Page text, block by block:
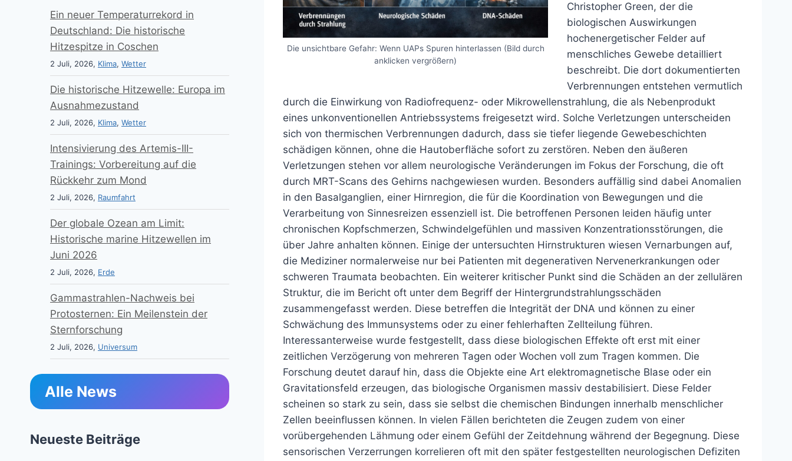
Die unsichtbare Gefahr: Wenn UAPs Spuren hinterlassen (Bild durch
anklicken vergrößern)
Christopher Green, der die
biologischen Auswirkungen
hochenergetischer Felder auf
menschliches Gewebe detailliert
beschreibt. Die dort dokumentierten
Verbrennungen entstehen vermutlich
durch die Einwirkung von Radiofrequenz- oder Mikrowellenstrahlung, die als Nebenprodukt
eines unkonventionellen Antriebssystems freigesetzt wird. Solche Verletzungen unterscheiden
sich von thermischen Verbrennungen dadurch, dass sie tiefer liegende Gewebeschichten
schädigen können, ohne die Hautoberfläche sofort zu zerstören. Neben den äußeren
Verletzungen stehen vor allem neurologische Veränderungen im Fokus der Forschung, die oft
durch MRT-Scans des Gehirns nachgewiesen wurden. Besonders auffällig sind dabei Anomalien
in den Basalganglien, einer Hirnregion, die für die Koordination von Bewegungen und die
Verarbeitung von Sinnesreizen essenziell ist. Die betroffenen Personen leiden häufig unter
chronischen Kopfschmerzen, Schwindelgefühlen und massiven Konzentrationsstörungen, die
über Jahre anhalten können. Einige der untersuchten Hirnstrukturen wiesen Vernarbungen auf,
die Mediziner normalerweise nur bei Patienten mit degenerativen Nervenerkrankungen oder
schweren Traumata beobachten. Ein weiterer kritischer Punkt sind die Schäden an der zellulären
Struktur, die im Bericht oft unter dem Begriff der Hintergrundstrahlungsschäden
zusammengefasst werden. Diese betreffen die Integrität der DNA und können zu einer
Schwächung des Immunsystems oder zu einer fehlerhaften Zellteilung führen.
Interessanterweise wurde festgestellt, dass diese biologischen Effekte oft erst mit einer
zeitlichen Verzögerung von mehreren Tagen oder Wochen voll zum Tragen kommen. Die
Forschung deutet darauf hin, dass die Objekte eine Art elektromagnetische Blase oder ein
Gravitationsfeld erzeugen, das biologische Organismen massiv destabilisiert. Diese Felder
scheinen so stark zu sein, dass sie selbst die chemischen Bindungen innerhalb menschlicher
Zellen beeinflussen können. In vielen Fällen berichteten die Zeugen zudem von einer
vorübergehenden Lähmung oder einem Gefühl der Zeitdehnung während der Begegnung. Diese
sensorischen Verzerrungen korrelieren oft mit den später festgestellten neurologischen Defiziten
Ein neuer Temperaturrekord in
Deutschland: Die historische
Hitzespitze in Coschen
2 Juli, 2026, Klima, Wetter
Die historische Hitzewelle: Europa im
Ausnahmezustand
2 Juli, 2026, Klima, Wetter
Intensivierung des Artemis-III-
Trainings: Vorbereitung auf die
Rückkehr zum Mond
2 Juli, 2026, Raumfahrt
Der globale Ozean am Limit:
Historische marine Hitzewellen im
Juni 2026
2 Juli, 2026, Erde
Gammastrahlen-Nachweis bei
Protosternen: Ein Meilenstein der
Sternforschung
2 Juli, 2026, Universum
Alle News
Neueste Beiträge